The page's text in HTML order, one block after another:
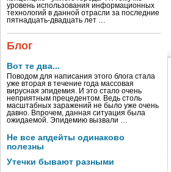
уровень использования информационных
технологий в данной отрасли за последние
пятнадцать-двадцать лет …
Блог
Вот те два...
Поводом для написания этого блога стала
уже вторая в течение года массовая
вирусная эпидемия. И это стало очень
неприятным прецедентом. Ведь столь
масштабных заражений не было уже очень
давно. Впрочем, данная ситуация была
ожидаемой. Эпидемию вызвали …
Не все апдейты одинаково
полезны
Утечки бывают разными